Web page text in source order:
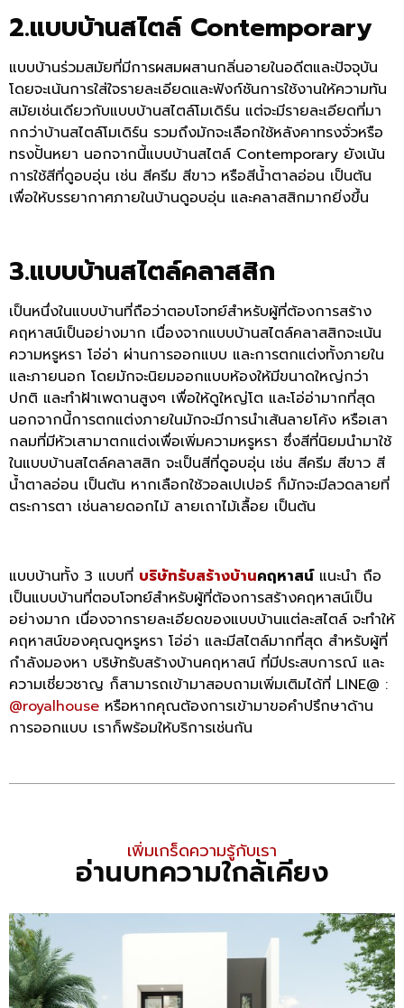
2.แบบบ้านสไตล์ Contemporary
แบบบ้านร่วมสมัยที่มีการผสมผสานกลิ่นอายในอดีตและปัจจุบัน
โดยจะเน้นการใส่ใจรายละเอียดและฟังก์ชันการใช้งานให้ความทัน
สมัยเช่นเดียวกับแบบบ้านสไตล์โมเดิร์น แต่จะมีรายละเอียดที่มา
กกว่าบ้านสไตล์โมเดิร์น รวมถึงมักจะเลือกใช้หลังคาทรงจั่วหรือ
ทรงปั้นหยา นอกจากนี้แบบบ้านสไตล์ Contemporary ยังเน้น
การใช้สีที่ดูอบอุ่น เช่น สีครีม สีขาว หรือสีน้ำตาลอ่อน เป็นต้น
เพื่อให้บรรยากาศภายในบ้านดูอบอุ่น และคลาสสิกมากยิ่งขึ้น
3.แบบบ้านสไตล์คลาสสิก
เป็นหนึ่งในแบบบ้านที่ถือว่าตอบโจทย์สำหรับผู้ที่ต้องการสร้าง
คฤหาสน์เป็นอย่างมาก เนื่องจากแบบบ้านสไตล์คลาสสิกจะเน้น
ความหรูหรา โอ่อ่า ผ่านการออกแบบ และการตกแต่งทั้งภายใน
และภายนอก โดยมักจะนิยมออกแบบห้องให้มีขนาดใหญ่กว่า
ปกติ และทำฝ้าเพดานสูงๆ เพื่อให้ดูใหญ่โต และโอ่อ่ามากที่สุด
นอกจากนี้การตกแต่งภายในมักจะมีการนำเส้นลายโค้ง หรือเสา
กลมที่มีหัวเสามาตกแต่งเพื่อเพิ่มความหรูหรา ซึ่งสีที่นิยมนำมาใช้
ในแบบบ้านสไตล์คลาสสิก จะเป็นสีที่ดูอบอุ่น เช่น สีครีม สีขาว สี
น้ำตาลอ่อน เป็นต้น หากเลือกใช้วอลเปเปอร์ ก็มักจะมีลวดลายที่
ตระการตา เช่นลายดอกไม้ ลายเถาไม้เลื้อย เป็นต้น
แบบบ้านทั้ง 3 แบบที่ บริษัทรับสร้างบ้านคฤหาสน์แนะนำ ถือ
เป็นแบบบ้านที่ตอบโจทย์สำหรับผู้ที่ต้องการสร้างคฤหาสน์เป็น
อย่างมาก เนื่องจากรายละเอียดของแบบบ้านแต่ละสไตล์ จะทำให้
คฤหาสน์ของคุณดูหรูหรา โอ่อ่า และมีสไตล์มากที่สุด สำหรับผู้ที่
กำลังมองหา บริษัทรับสร้างบ้านคฤหาสน์ ที่มีประสบการณ์ และ
ความเชี่ยวชาญ ก็สามารถเข้ามาสอบถามเพิ่มเติมได้ที่ LINE@ :
@royalhouse หรือหากคุณต้องการเข้ามาขอคำปรึกษาด้าน
การออกแบบ เราก็พร้อมให้บริการเช่นกัน
เพิ่มเกร็ดความรู้กับเรา
อ่านบทความใกล้เคียง